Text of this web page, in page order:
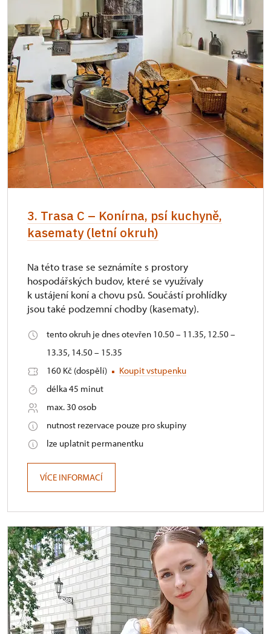
3. Trasa C – Konírna, psí kuchyně,
kasematy (letní okruh)
Na této trase se seznámíte s prostory
hospodářských budov, které se využívaly
k ustájení koní a chovu psů. Součástí prohlídky
jsou také podzemní chodby (kasematy).
tento okruh je dnes otevřen 10.50 – 11.35, 12.50 –
13.35, 14.50 – 15.35
160 Kč (dospělí)
Koupit vstupenku
délka 45 minut
max. 30 osob
nutnost rezervace pouze pro skupiny
lze uplatnit permanentku
VÍCE INFORMACÍ